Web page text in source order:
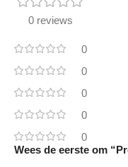
0 reviews
0
0
0
0
0
Wees de eerste om